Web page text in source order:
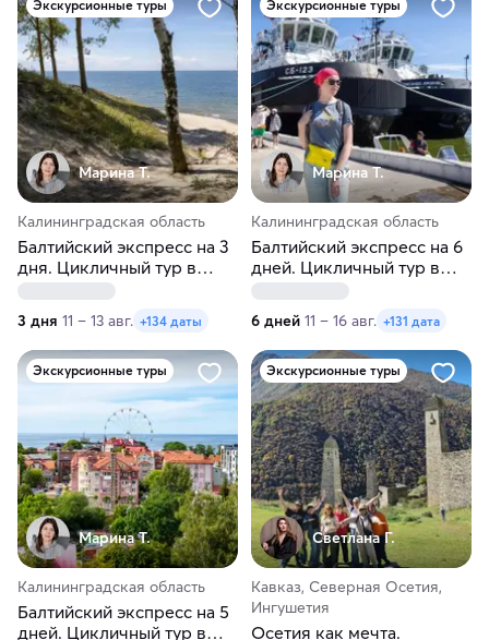
Экскурсионные туры
Марина Т.
Калининградская область
Балтийский экспресс на 3
дня. Цикличный тур в
3 дня 11 – 13 авг. +134 даты
Экскурсионные туры
Марина Т.
Калининградская область
Балтийский экспресс на 6
дней. Цикличный тур в
6 дней 11 – 16 авг. +131 дата
Экскурсионные туры
Марина Т.
Калининградская область
Балтийский экспресс на 5
дней. Цикличный тур в
Экскурсионные туры
Светлана Г.
Кавказ, Северная Осетия,
Ингушетия
Осетия как мечта.